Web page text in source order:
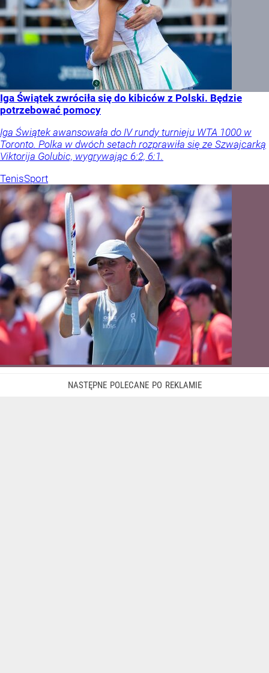
Iga Świątek zwróciła się do kibiców z Polski. Będzie
potrzebować pomocy
Iga Świątek awansowała do IV rundy turnieju WTA 1000 w
Toronto. Polka w dwóch setach rozprawiła się ze Szwajcarką
Viktorija Golubic, wygrywając 6:2, 6:1.
TenisSport